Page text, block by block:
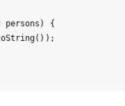
persons) {